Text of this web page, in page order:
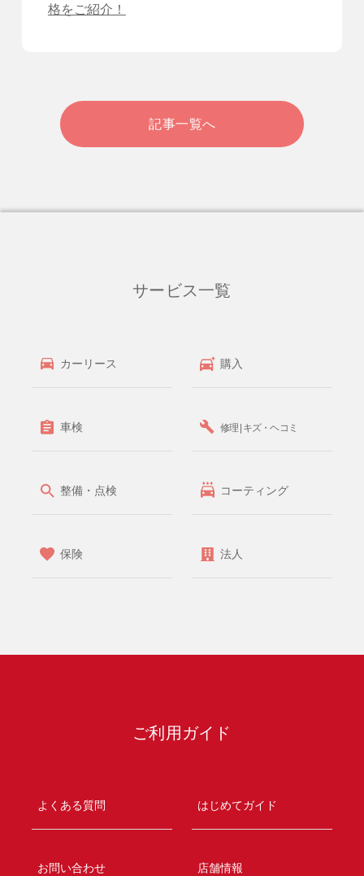
格をご紹介！
記事一覧へ
サービス一覧
カーリース 購入
車検 修理 | キズ・ヘコミ
整備・点検 コーティング
保険 法人
ご利用ガイド
よくある質問 はじめてガイド
お問い合わせ 店舗情報